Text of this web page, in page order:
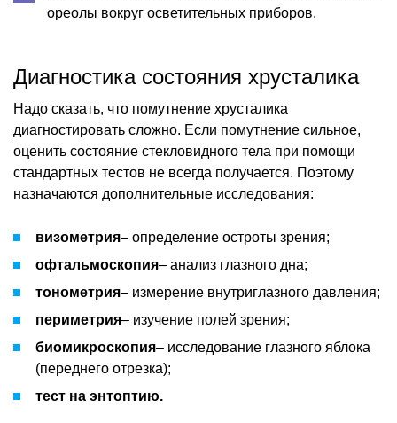
ореолы вокруг осветительных приборов.
Диагностика состояния хрусталика
Надо сказать, что помутнение хрусталика
диагностировать сложно. Если помутнение сильное,
оценить состояние стекловидного тела при помощи
стандартных тестов не всегда получается. Поэтому
назначаются дополнительные исследования:
визометрия– определение остроты зрения;
офтальмоскопия– анализ глазного дна;
тонометрия– измерение внутриглазного давления;
периметрия– изучение полей зрения;
биомикроскопия– исследование глазного яблока
(переднего отрезка);
тест на энтоптию.